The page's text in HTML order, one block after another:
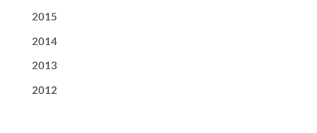
2015
2014
2013
2012